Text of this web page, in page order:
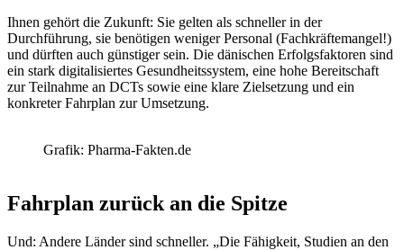
Ihnen gehört die Zukunft: Sie gelten als schneller in der
Durchführung, sie benötigen weniger Personal (Fachkräftemangel!)
und dürften auch günstiger sein. Die dänischen Erfolgsfaktoren sind
ein stark digitalisiertes Gesundheitssystem, eine hohe Bereitschaft
zur Teilnahme an DCTs sowie eine klare Zielsetzung und ein
konkreter Fahrplan zur Umsetzung.
Grafik: Pharma-Fakten.de
Fahrplan zurück an die Spitze
Und: Andere Länder sind schneller. „Die Fähigkeit, Studien an den